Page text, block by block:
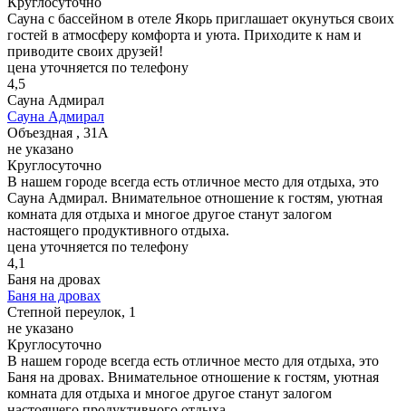
Сауна с бассейном в отеле Якорь приглашает окунуться своих
гостей в атмосферу комфорта и уюта. Приходите к нам и
приводите своих друзей!
цена уточняется по телефону
4,5
Сауна Адмирал
Сауна Адмирал
Объездная , 31А
не указано
Круглосуточно
В нашем городе всегда есть отличное место для отдыха, это
Сауна Адмирал. Внимательное отношение к гостям, уютная
комната для отдыха и многое другое станут залогом
настоящего продуктивного отдыха.
цена уточняется по телефону
4,1
Баня на дровах
Баня на дровах
Степной переулок, 1
не указано
Круглосуточно
В нашем городе всегда есть отличное место для отдыха, это
Баня на дровах. Внимательное отношение к гостям, уютная
комната для отдыха и многое другое станут залогом